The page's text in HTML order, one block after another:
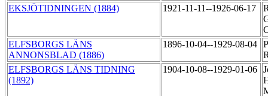
EKSJÖTIDNINGEN (1884)
1921-11-11--1926-06-17
ELFSBORGS LÄNS
ANNONSBLAD (1886)
1896-10-04--1929-08-04
ELFSBORGS LÄNS TIDNING
(1892)
1904-10-08--1929-01-06